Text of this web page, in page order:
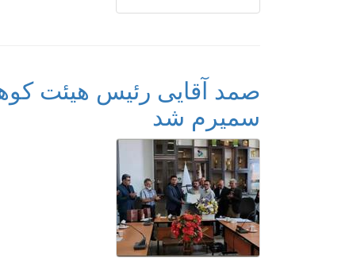
صمد آقایی رئیس هیئت
سمیرم شد